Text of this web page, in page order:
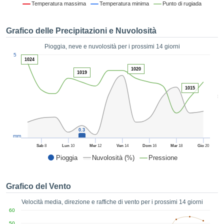
per
senza
clic sul
ACCETTA
CONTINUA
Temperatura massima Temperatura minima Punto di rugiada
Grafico delle Precipitazioni e Nuvolosità
Pioggia, neve e nuvolosità per i prossimi 14 giorni
Pioggia Nuvolosità (%) Pressione
50
Sab8 Lun 10 Mer12 Ven14 Dom16 Mar18 Gio 20
5
mm
0.3
1024
1019
1020
1015
Grafico del Vento
Velocità media, direzione e raffiche di vento per i prossimi 14 giorni
60